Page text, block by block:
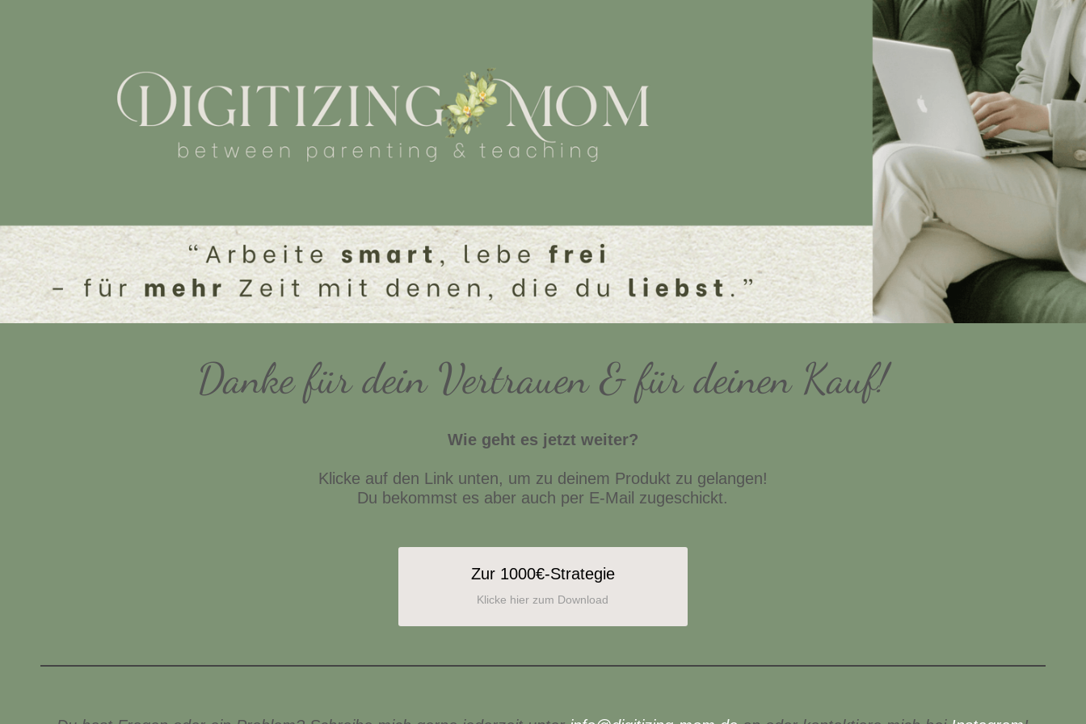
Danke für dein Vertrauen & für deinen Kauf!
Wie geht es jetzt weiter?
Klicke auf den Link unten, um zu deinem Produkt zu gelangen!
Du bekommst es aber auch per E-Mail zugeschickt.
Zur 1000€-Strategie
Klicke hier zum Download